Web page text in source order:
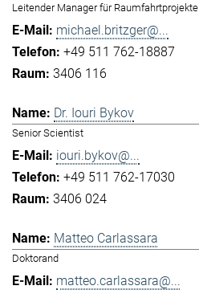
Leitender Manager für Raumfahrtprojekte
michael.britzger@...
+49 511 762-18887
3406 116
Dr. Iouri Bykov
Senior Scientist
iouri.bykov@...
+49 511 762-17030
3406 024
Matteo Carlassara
Doktorand
matteo.carlassara@...